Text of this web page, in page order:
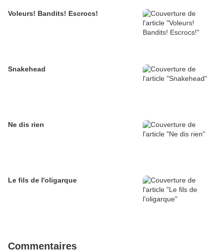
Voleurs! Bandits! Escrocs!
Snakehead
Ne dis rien
Le fils de l'oligarque
Commentaires